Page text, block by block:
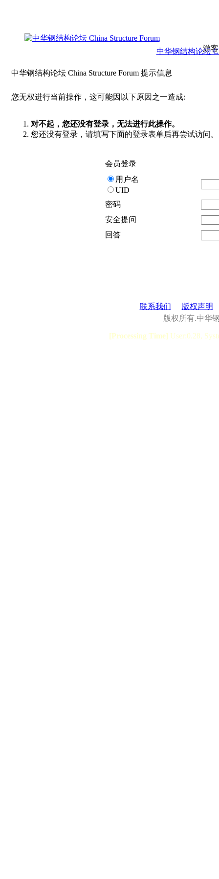
游
中华钢结构论坛
中华钢结构论坛 China Structure Forum 提示信息
您无权进行当前操作，这可能因以下原因之一造成:
对不起，您还没有登录，无法进行此操作。
您还没有登录，请填写下面的登录表单后再尝试访问。
会员登录
用户名
UID
密码
安全提问
回答
联系我们
版权声明
版权所有.中华
[Processing Time] User:0.28,